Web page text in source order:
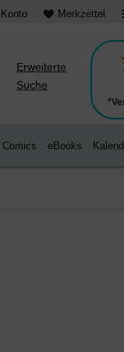
Merkzettel
Erweiterte
Suche
Comics eBooks